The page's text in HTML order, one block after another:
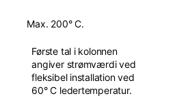
Max. 200° C.
Første tal i kolonnen
angiver strømværdi ved
fleksibel installation ved
60° C ledertemperatur.